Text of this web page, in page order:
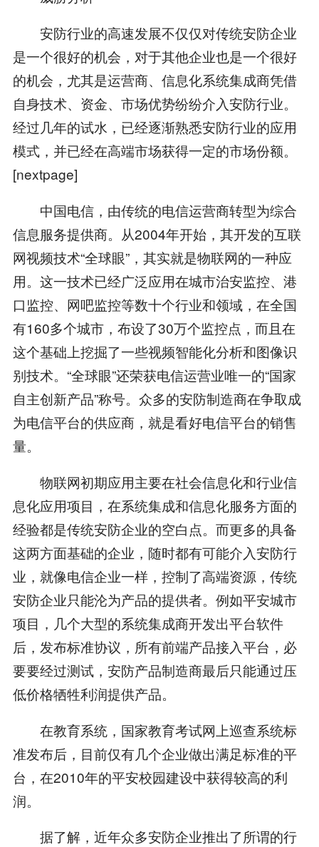
安防行业的高速发展不仅仅对传统安防企业
是一个很好的机会，对于其他企业也是一个很好
的机会，尤其是运营商、信息化系统集成商凭借
自身技术、资金、市场优势纷纷介入安防行业。
经过几年的试水，已经逐渐熟悉安防行业的应用
模式，并已经在高端市场获得一定的市场份额。
[nextpage]
中国电信，由传统的电信运营商转型为综合
信息服务提供商。从2004年开始，其开发的互联
网视频技术“全球眼”，其实就是物联网的一种应
用。这一技术已经广泛应用在城市治安监控、港
口监控、网吧监控等数十个行业和领域，在全国
有160多个城市，布设了30万个监控点，而且在
这个基础上挖掘了一些视频智能化分析和图像识
别技术。“全球眼”还荣获电信运营业唯一的“国家
自主创新产品”称号。众多的安防制造商在争取成
为电信平台的供应商，就是看好电信平台的销售
量。
物联网初期应用主要在社会信息化和行业信
息化应用项目，在系统集成和信息化服务方面的
经验都是传统安防企业的空白点。而更多的具备
这两方面基础的企业，随时都有可能介入安防行
业，就像电信企业一样，控制了高端资源，传统
安防企业只能沦为产品的提供者。例如平安城市
项目，几个大型的系统集成商开发出平台软件
后，发布标准协议，所有前端产品接入平台，必
要要经过测试，安防产品制造商最后只能通过压
低价格牺牲利润提供产品。
在教育系统，国家教育考试网上巡查系统标
准发布后，目前仅有几个企业做出满足标准的平
台，在2010年的平安校园建设中获得较高的利
润。
据了解，近年众多安防企业推出了所谓的行